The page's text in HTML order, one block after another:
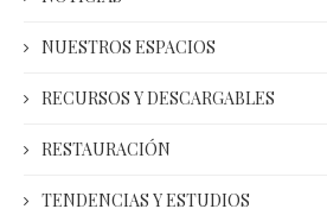
NUESTROS ESPACIOS
RECURSOS Y DESCARGABLES
RESTAURACIÓN
TENDENCIAS Y ESTUDIOS